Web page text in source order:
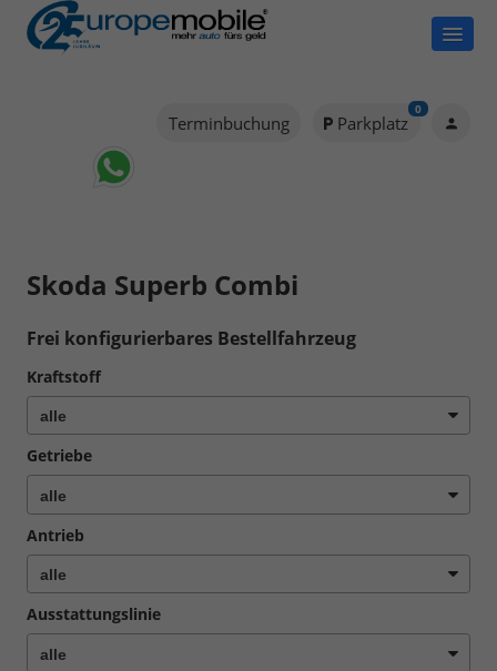
Terminbuchung Parkplatz
0
Skoda Superb Combi
Frei konfigurierbares Bestellfahrzeug
Kraftstoff
Getriebe
Antrieb
Ausstattungslinie